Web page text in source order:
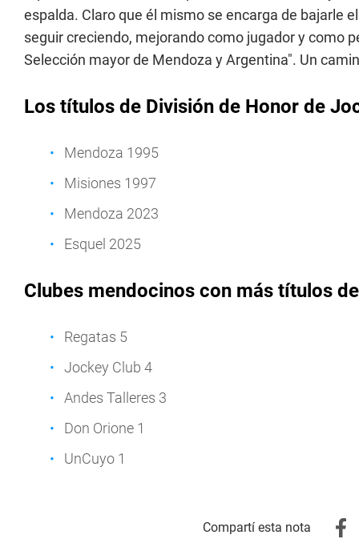
espalda. Claro que él mismo se encarga de bajarle
seguir creciendo, mejorando como jugador y como
Selección mayor de Mendoza y Argentina". Un
Los títulos de División de Honor de
Mendoza 1995
Misiones 1997
Mendoza 2023
Esquel 2025
Clubes mendocinos con más títulos
Regatas 5
Jockey Club 4
Andes Talleres 3
Don Orione 1
UnCuyo 1